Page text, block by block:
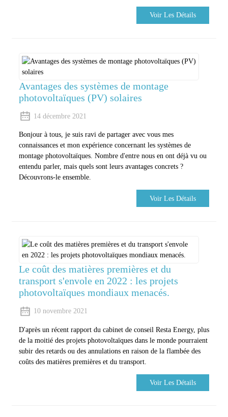
Voir Les Détails
Avantages des systèmes de montage
photovoltaïques (PV) solaires
14 décembre 2021
Bonjour à tous, je suis ravi de partager avec vous mes
connaissances et mon expérience concernant les systèmes de
montage photovoltaïques. Nombre d'entre nous en ont déjà vu ou
entendu parler, mais quels sont leurs avantages concrets ?
Découvrons-le ensemble.
Voir Les Détails
Le coût des matières premières et du
transport s'envole en 2022 : les projets
photovoltaïques mondiaux menacés.
10 novembre 2021
D'après un récent rapport du cabinet de conseil Resta Energy, plus
de la moitié des projets photovoltaïques dans le monde pourraient
subir des retards ou des annulations en raison de la flambée des
coûts des matières premières et du transport.
Voir Les Détails